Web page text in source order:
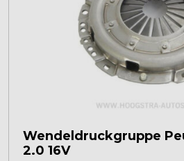
Wendeldruckgruppe
2.0 16V